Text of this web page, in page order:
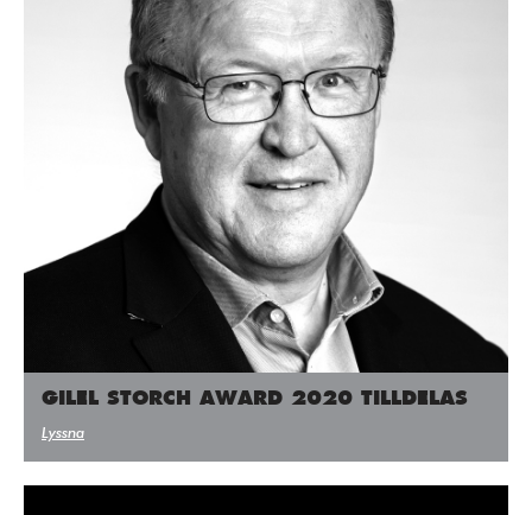
GILEL STORCH AWARD 2020 TILLDELAS
Lyssna